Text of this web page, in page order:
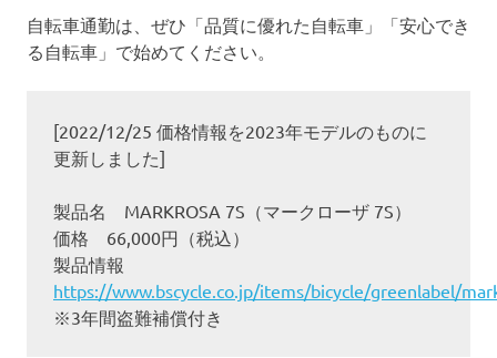
自転車通勤は、ぜひ「品質に優れた自転車」「安心でき
る自転車」で始めてください。
[2022/12/25 価格情報を2023年モデルのものに
更新しました]
製品名 MARKROSA 7S（マークローザ 7S）
価格 66,000円（税込）
製品情報
https://www.bscycle.co.jp/items/bicycle/greenlabel/
※3年間盗難補償付き